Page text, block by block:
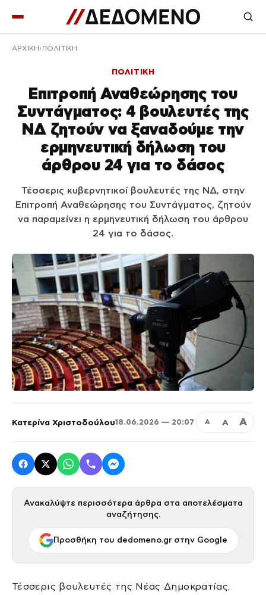
ΑΡΧΙΚΉ ΠΟΛΙΤΙΚΗ
ΠΟΛΙΤΙΚΗ
Επιτροπή Αναθεώρησης του
Συντάγματος: 4 βουλευτές της
ΝΔ ζητούν να ξαναδούμε την
ερμηνευτική δήλωση του
άρθρου 24 για το δάσος
Τέσσερις κυβερνητικοί βουλευτές της ΝΔ, στην
Επιτροπή Αναθεώρησης του Συντάγματος, ζητούν
να παραμείνει η ερμηνευτική δήλωση του άρθρου
24 για το δάσος.
Κατερίνα Χριστοδούλου18.06.2026 — 20:07 Α Α Α
Ανακαλύψτε περισσότερα άρθρα στα αποτελέσματα
αναζήτησης.
Προσθήκη του dedomeno.gr στην Google
Τέσσερις βουλευτές της Νέας Δημοκρατίας,